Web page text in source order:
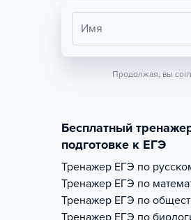
Имя
Продолжая, вы
Бесплатный
подготовке к ЕГЭ
Тренажер ЕГЭ по
Тренажер ЕГЭ по
Тренажер ЕГЭ по
Тренажер ЕГЭ по